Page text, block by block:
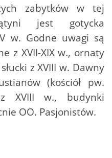
zabytków w tej
jest gotycka
w. Godne uwagi są
z XVII-XIX w., ornaty
z XVIII w. Dawny
(kościół pw.
XVIII w., budynki
OO. Pasjonistów.